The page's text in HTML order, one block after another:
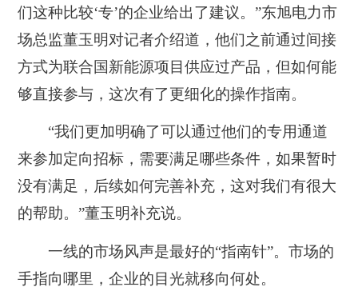
们这种比较‘专’的企业给出了建议。”东旭电力市
场总监董玉明对记者介绍道，他们之前通过间接
方式为联合国新能源项目供应过产品，但如何能
够直接参与，这次有了更细化的操作指南。
“我们更加明确了可以通过他们的专用通道
来参加定向招标，需要满足哪些条件，如果暂时
没有满足，后续如何完善补充，这对我们有很大
的帮助。”董玉明补充说。
一线的市场风声是最好的“指南针”。市场的
手指向哪里，企业的目光就移向何处。